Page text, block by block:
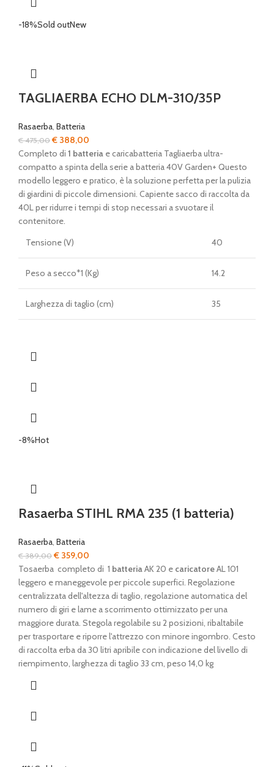
-18%Sold outNew
TAGLIAERBA ECHO DLM-310/35P
Rasaerba, Batteria
€475,00Il
prezzo
originale
era:
€ 475,00.
€ 388,00
prezzo
attuale
è:
€ 388,00.
Completo di 1 batteria e caricabatteria Tagliaerba ultra-
compatto a spinta della serie a batteria 40V Garden+ Questo
modello leggero e pratico, è la soluzione perfetta per la pulizia
di giardini di piccole dimensioni. Capiente sacco di raccolta da
40L per ridurre i tempi di stop necessari a svuotare il
contenitore.
Tensione (V)
40
Peso a secco*1 (Kg) 14.2
Larghezza di taglio (cm) 35
-8%Hot
Rasaerba STIHL RMA 235 (1 batteria)
Rasaerba, Batteria
€389,00Il
prezzo
originale
era:
€ 389,00.
€ 359,00
prezzo
attuale
è:
€ 359,00.
Tosaerba completo di 1 batteriaAK 20 e caricatoreAL 101
leggero e maneggevole per piccole superfici. Regolazione
centralizzata dell'altezza di taglio, regolazione automatica del
numero di giri e lame a scorrimento ottimizzato per una
maggiore durata. Stegola regolabile su 2 posizioni, ribaltabile
per trasportare e riporre l'attrezzo con minore ingombro. Cesto
di raccolta erba da 30 litri apribile con indicazione del livello di
riempimento, larghezza di taglio 33 cm, peso 14,0 kg